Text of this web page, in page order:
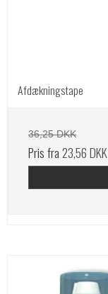
Afdækningstape
36,25 DKK
Pris fra23,56 DKK